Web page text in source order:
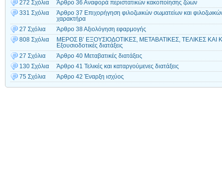
272 Σχόλια
Άρθρο 36 Αναφορά περιστατικών κακοποίησης ζώων
331 Σχόλια
Άρθρο 37 Επιχορήγηση φιλοζωικών σωματείων και
χαρακτήρα
27 Σχόλια
Άρθρο 38 Αξιολόγηση εφαρμογής
808 Σχόλια
ΜΕΡΟΣ Β’ ΕΞΟΥΣΙΟΔΟΤΙΚΕΣ, ΜΕΤΑΒΑΤΙΚΕΣ, ΤΕΛΙΚΕΣ ΚΑΙ
Εξουσιοδοτικές διατάξεις
27 Σχόλια
Άρθρο 40 Μεταβατικές διατάξεις
130 Σχόλια
Άρθρο 41 Τελικές και καταργούμενες διατάξεις
75 Σχόλια
Άρθρο 42 Έναρξη ισχύος